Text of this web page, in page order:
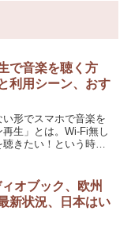
で音楽を聴く方
利用シーン、おす
形でスマホで音楽を
生」とは。Wi-Fi無し
きたい！という時に
イン再生の方法、メ
を紹介。おすすめの
介。
オブック、欧州
新状況、日本はい